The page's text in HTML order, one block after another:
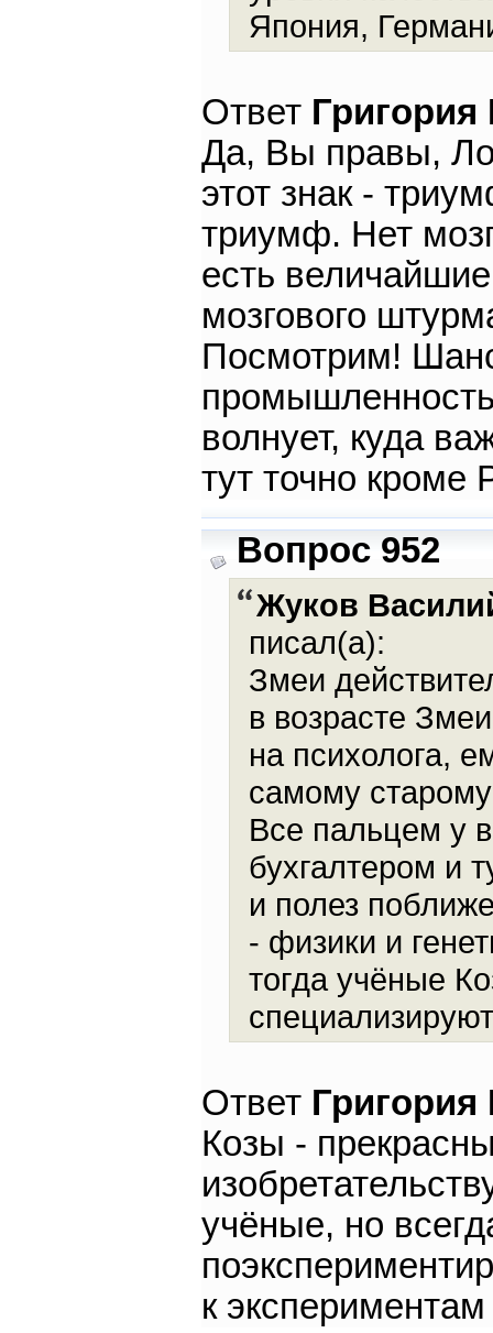
Япония,
Ответ
Да, Вы правы,
этот знак -
триумф. Нет
есть
мозгового
Посмотрим!
волнует, куда
тут точно кроме
Вопрос 952
Жуков
писал(а):
Змеи
в возрасте
на психолога,
самому
Все пальцем у
бухгалтером и
и полез
- физики и
тогда учёные
Ответ
Козы -
учёные, но
к